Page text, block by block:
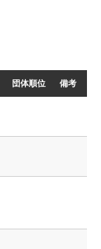
団体順位 備考